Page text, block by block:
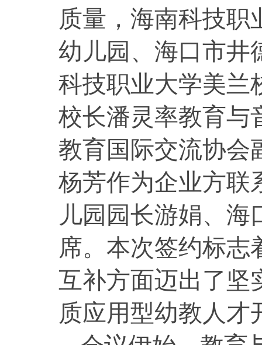
质量，海南科技职
幼儿园、海口市井
科技职业大学美兰
校长潘灵率教育与
教育国际交流协会
杨芳作为企业方联
儿园园长游娟、
席。本次签约标志
互补方面迈出了坚
质应用型幼教人才